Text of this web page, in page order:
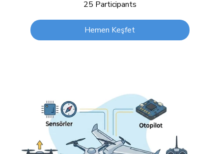
25 Participants
Hemen Keşfet